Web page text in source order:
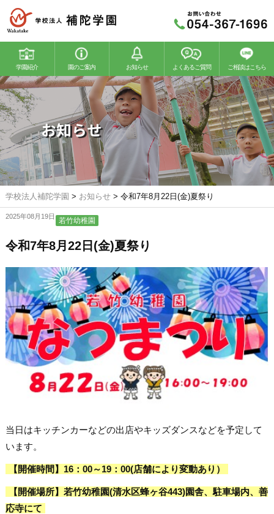
学園紹介 園のご案内
若竹幼稚園 若竹こどもの森
お知らせ よくあるご質問 ご相談はこちら
お知らせ
学校法人補陀学園 > お知らせ> 令和7年8月22日(金)夏祭り
2025年08月19日 若竹幼稚園
令和7年8月22日(金)夏祭り
当日はキッチンカーなどの出店やキッズダンスなどを予定して
います。
【開催時間】16：00～19：00(店舗により変動あり）
【開催場所】若竹幼稚園(清水区蜂ヶ谷443)園舎、駐車場内、善
応寺にて